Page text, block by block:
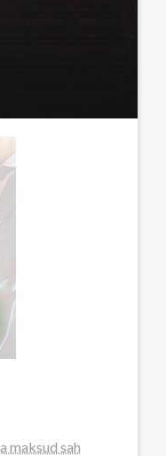
maksud sah